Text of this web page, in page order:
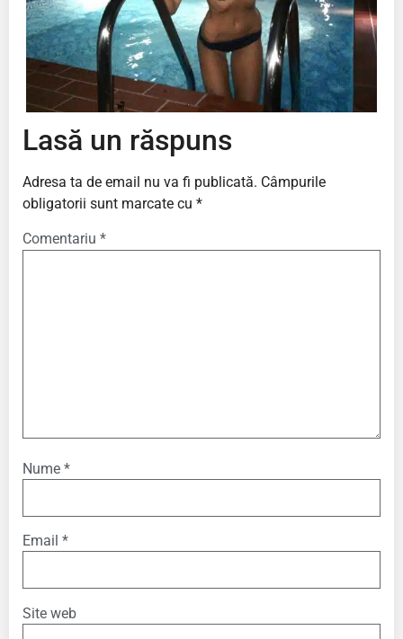
Lasă un răspuns
Adresa ta de email nu va fi publicată. Câmpurile
obligatorii sunt marcate cu *
Comentariu *
Nume *
Email *
Site web